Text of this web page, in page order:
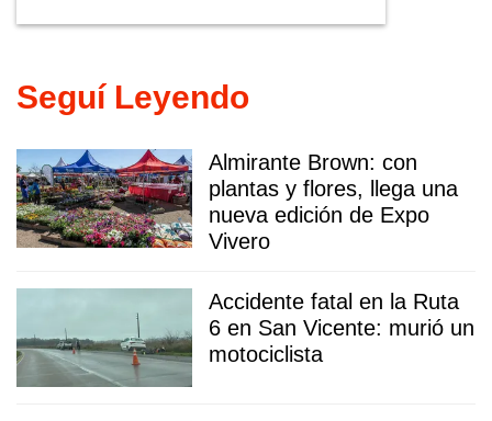
Seguí Leyendo
Almirante Brown: con
plantas y flores, llega una
nueva edición de Expo
Vivero
Accidente fatal en la Ruta
6 en San Vicente: murió un
motociclista